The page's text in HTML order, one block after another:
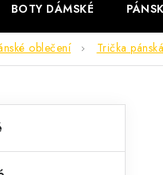
BOTY DÁMSKÉ
oblečení Trička pánská